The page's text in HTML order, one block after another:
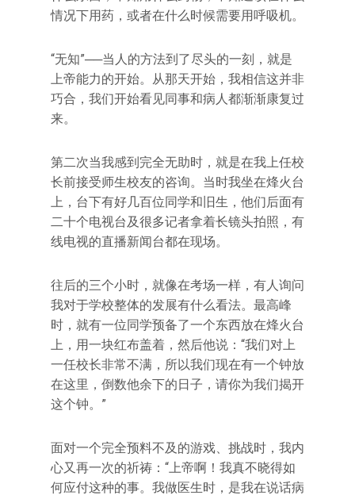
情况下用药，或者在什么时候需要用呼吸机。
“无知”──当人的方法到了尽头的一刻，就是
上帝能力的开始。从那天开始，我相信这并非
巧合，我们开始看见同事和病人都渐渐康复过
来。
第二次当我感到完全无助时，就是在我上任校
长前接受师生校友的咨询。当时我坐在烽火台
上，台下有好几百位同学和旧生，他们后面有
二十个电视台及很多记者拿着长镜头拍照，有
线电视的直播新闻台都在现场。
往后的三个小时，就像在考场一样，有人询问
我对于学校整体的发展有什么看法。最高峰
时，就有一位同学预备了一个东西放在烽火台
上，用一块红布盖着，然后他说：“我们对上
一任校长非常不满，所以我们现在有一个钟放
在这里，倒数他余下的日子，请你为我们揭开
这个钟。”
面对一个完全预料不及的游戏、挑战时，我内
心又再一次的祈祷：“上帝啊！我真不晓得如
何应付这种的事。我做医生时，是我在说话病